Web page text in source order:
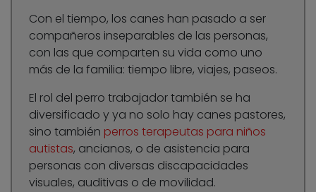
Con el tiempo, los canes han pasado a ser
compañeros inseparables de las personas,
con las que comparten su vida como uno
más de la familia: tiempo libre, viajes, paseos.
El rol del perro trabajador también se ha
diversificado y ya no solo hay canes pastores,
sino también perros terapeutas para niños
autistas, ancianos, o de asistencia para
personas con diversas discapacidades
visuales, auditivas o de movilidad.